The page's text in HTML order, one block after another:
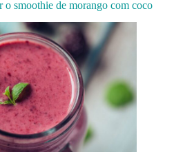
o smoothie de morango com coco